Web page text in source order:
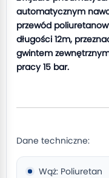
automatycznym
przewód
długości 12m,
gwintem
pracy 15 bar.
Dane techniczne:
Wąż: Poliuretan